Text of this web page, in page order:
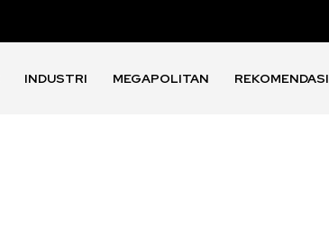
INDUSTRI MEGAPOLITAN REKOMENDASI